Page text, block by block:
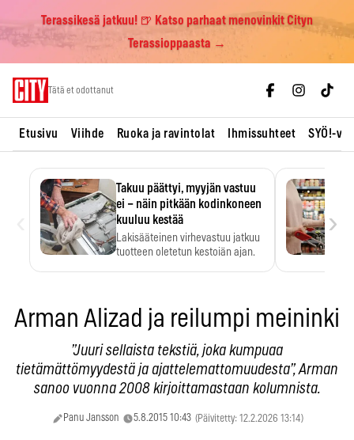
Terassikesä jatkuu! 🍺 Katso parhaat menovinkit Cityn
Terassioppaasta →
Tätä et odottanut
Etusivu Viihde Ruoka ja ravintolat Ihmissuhteet SYÖ!-
Takuu päättyi, myyjän vastuu
ei – näin pitkään kodinkoneen
kuuluu kestää
Lakisääteinen virhevastuu jatkuu
tuotteen oletetun kestoiän ajan.
›
Arman Alizad ja reilumpi meininki
”Juuri sellaista tekstiä, joka kumpuaa
tietämättömyydestä ja ajattelemattomuudesta”, Arman
sanoo vuonna 2008 kirjoittamastaan kolumnista.
Panu Jansson 5.8.2015 10:43 (Päivitetty: 12.2.2026 13:14)